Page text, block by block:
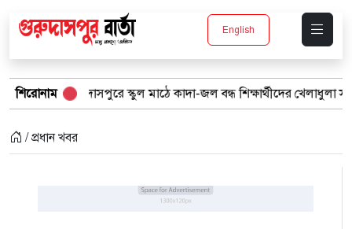
English
শিরোনাম
গুরুদাসপুরে স্কুল মাঠে কাদা-জল বন্ধ শিক্ষার্থীদের খেলাধুলা সমাবেশ
/ প্রধান খবর